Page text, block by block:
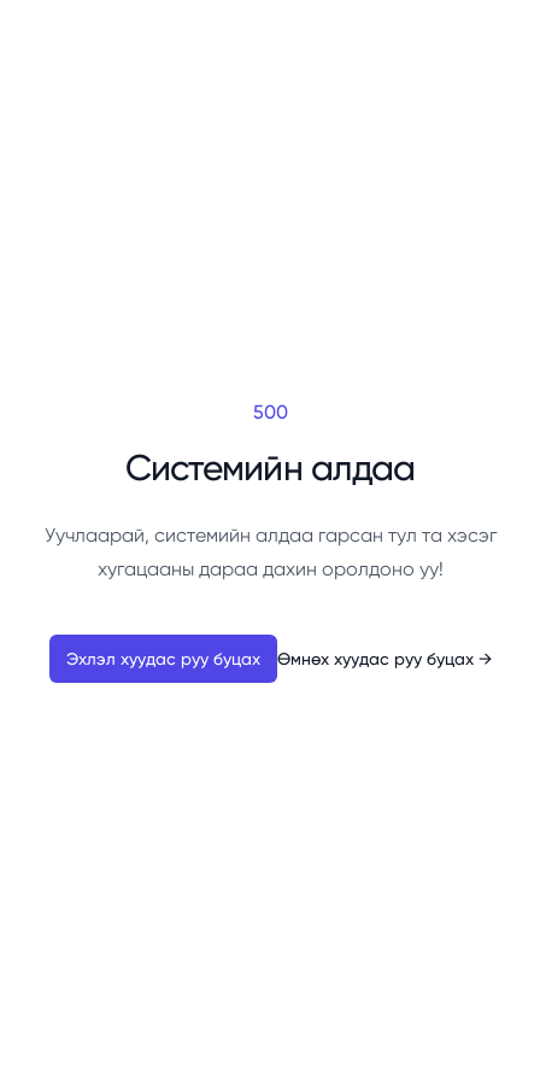
500
Системийн алдаа
Уучлаарай, системийн алдаа гарсан тул та хэсэг
хугацааны дараа дахин оролдоно уу!
Эхлэл хуудас руу буцах Өмнөх хуудас руу буцах →